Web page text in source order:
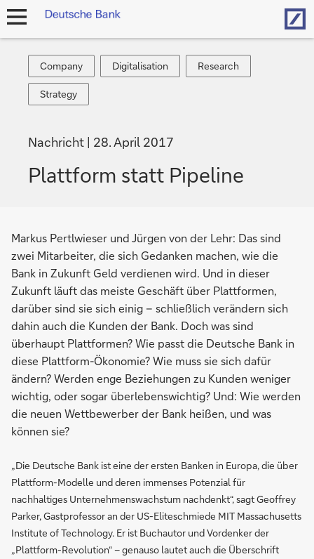
Navigation
Company
Company
Digitalisation
Digitalisation
Research
Research
Strategy
Strategy
Nachricht 28. April 2017
Plattform statt Pipeline
Markus Pertlwieser und Jürgen von der Lehr: Das sind
zwei Mitarbeiter, die sich Gedanken machen, wie die
Bank in Zukunft Geld verdienen wird. Und in dieser
Zukunft läuft das meiste Geschäft über Plattformen,
darüber sind sie sich einig – schließlich verändern sich
dahin auch die Kunden der Bank. Doch was sind
überhaupt Plattformen? Wie passt die Deutsche Bank in
diese Plattform-Ökonomie? Wie muss sie sich dafür
ändern? Werden enge Beziehungen zu Kunden weniger
wichtig, oder sogar überlebenswichtig? Und: Wie werden
die neuen Wettbewerber der Bank heißen, und was
können sie?
„Die Deutsche Bank ist eine der ersten Banken in Europa, die über
Plattform-Modelle und deren immenses Potenzial für
nachhaltiges Unternehmenswachstum nachdenkt“, sagt Geoffrey
Parker, Gastprofessor an der US-Eliteschmiede MIT Massachusetts
Institute of Technology. Er ist Buchautor und Vordenker der
„Plattform-Revolution“ – genauso lautet auch die Überschrift